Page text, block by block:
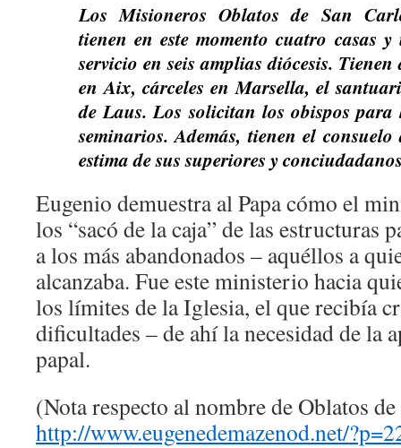
Los Misioneros Oblatos de San
tienen en este momento cuatro casas
servicio en seis amplias diócesis.
en Aix, cárceles en Marsella, el
de Laus. Los solicitan los obispos para
seminarios. Además, tienen el
estima de sus superiores y
Eugenio demuestra al Papa cómo el
los “sacó de la caja” de las estructuras
a los más abandonados – aquéllos a
alcanzaba. Fue este ministerio hacia
los límites de la Iglesia, el que recibía
dificultades – de ahí la necesidad de la
papal.
(Nota respecto al nombre de Oblatos
http://www.eugenedemazenod.net/